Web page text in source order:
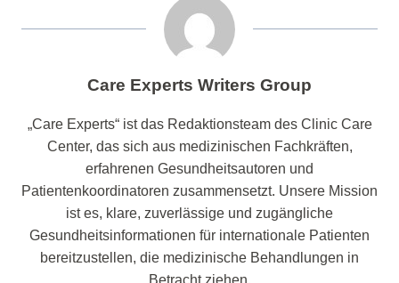
Care Experts Writers Group
„Care Experts“ ist das Redaktionsteam des Clinic Care
Center, das sich aus medizinischen Fachkräften,
erfahrenen Gesundheitsautoren und
Patientenkoordinatoren zusammensetzt. Unsere Mission
ist es, klare, zuverlässige und zugängliche
Gesundheitsinformationen für internationale Patienten
bereitzustellen, die medizinische Behandlungen in
Betracht ziehen.